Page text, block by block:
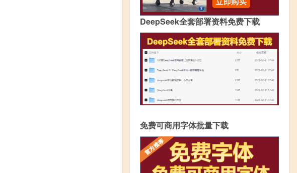
DeepSeek全套部署资料免费下载
免费可商用字体批量下载